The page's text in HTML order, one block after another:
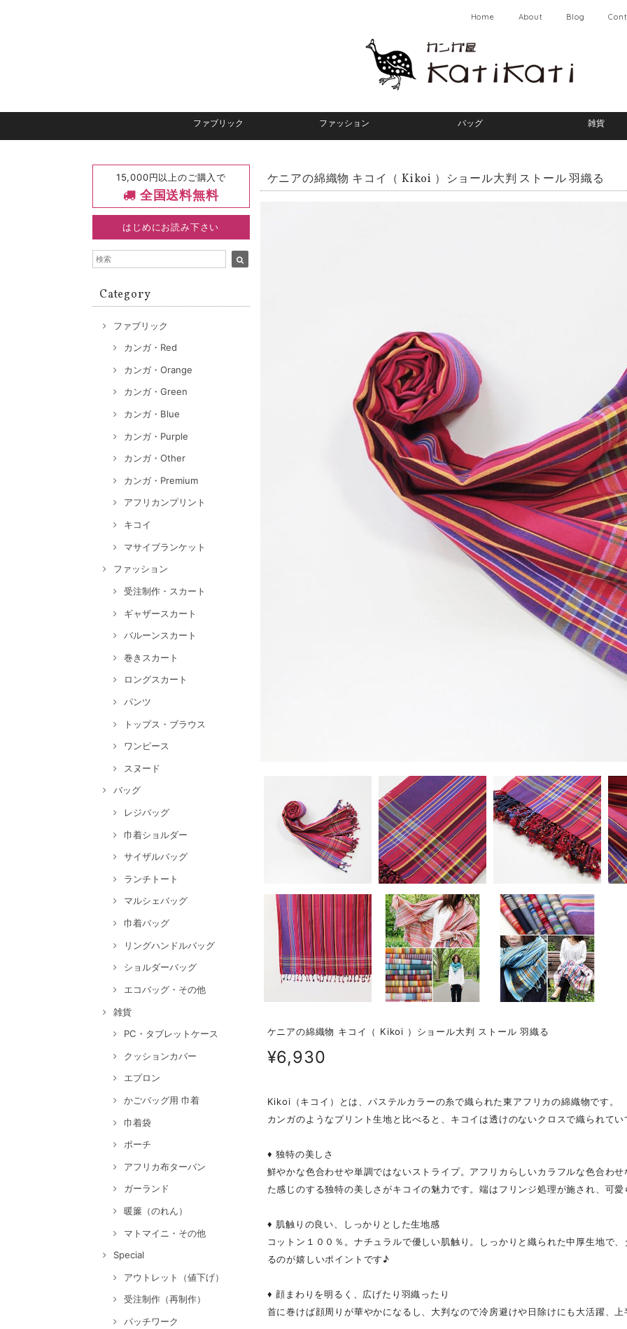
Home About Blog
ファブリック ファッション バッグ 雑貨
15,000円以上のご購入で
全国送料無料
はじめにお読み下さい
Category
ファブリック
カンガ・Red
カンガ・Orange
カンガ・Green
カンガ・Blue
カンガ・Purple
カンガ・Other
カンガ・Premium
アフリカンプリント
キコイ
マサイブランケット
ファッション
受注制作・スカート
ギャザースカート
バルーンスカート
巻きスカート
ロングスカート
パンツ
トップス・ブラウス
ワンピース
スヌード
バッグ
レジバッグ
巾着ショルダー
サイザルバッグ
ランチトート
マルシェバッグ
巾着バッグ
リングハンドルバッグ
ショルダーバッグ
エコバッグ・その他
雑貨
PC・タブレットケース
クッションカバー
エプロン
かごバッグ用 巾着
巾着袋
ポーチ
アフリカ布ターバン
ガーランド
暖簾（のれん）
マトマイニ・その他
Special
アウトレット（値下げ）
受注制作（再制作）
パッチワーク
ケニアの綿織物 キコイ（ Kikoi ）ショール大判 ストール 羽織る
ケニアの綿織物 キコイ（ Kikoi ）ショール大判 ストール 羽織る
¥6,930
Kikoi（キコイ）とは、パステルカラーの糸で織られた東アフリカの綿織物です。
カンガのようなプリント生地と比べると、キコイは透けのないクロスで織られて
♦ 独特の美しさ
鮮やかな色合わせや単調ではないストライプ。アフリカらしいカラフルな色合わ
た感じのする独特の美しさがキコイの魅力です。端はフリンジ処理が施され、可
♦ 肌触りの良い、しっかりとした生地感
コットン１００％。ナチュラルで優しい肌触り。しっかりと織られた中厚生地で
るのが嬉しいポイントです♪
♦ 顔まわりを明るく、広げたり羽織ったり
首に巻けば顔周りが華やかになるし、大判なので冷房避けや日除けにも大活躍、